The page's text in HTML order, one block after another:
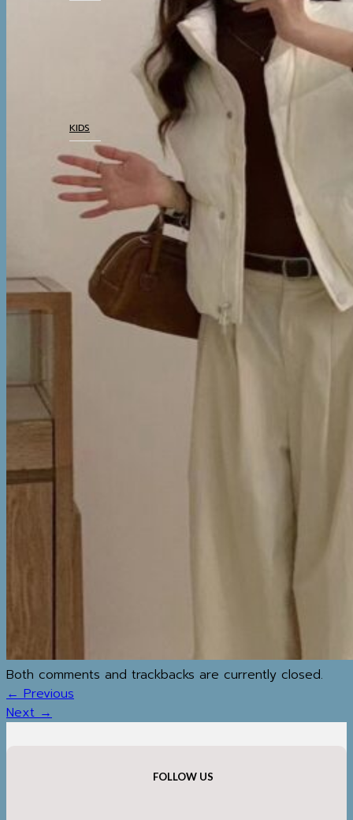
BOTTOM
DRESSES & AIRPORT
THERMAL UNDERWEAR
KIDS
COATS
TOP
SETS & AIRPORT LOOKS
THERMAL UNDERWEAR
WINTER ACCESSORIES
BOOTS
BOOTS
WINTER ACCESSORIES
TRAVEL ESSENTIALS
REVIEW
BLOG
วิธีทำความสะอาดเสื้อโค้ท
MY WISHLIST
ค้นหา:
Both comments and trackbacks are currently closed.
←Previous
Next→
FOLLOW US